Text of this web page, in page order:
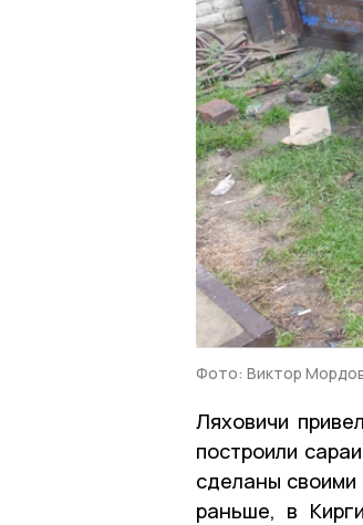
Фото: Виктор
Ляховичи
построили
сделаны своими
раньше, в